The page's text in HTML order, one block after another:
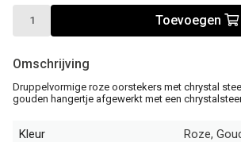
Toevoegen
Omschrijving
Druppelvormige roze oorstekers met chrystal
gouden hangertje afgewerkt met een
Kleur Roze,